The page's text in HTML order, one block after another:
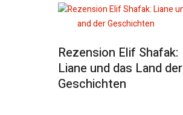
Rezension Elif Shafak:
Liane und das Land der
Geschichten